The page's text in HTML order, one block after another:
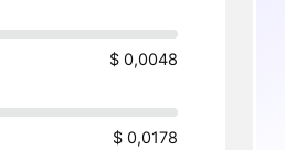
$ 0,0048
$ 0,0178